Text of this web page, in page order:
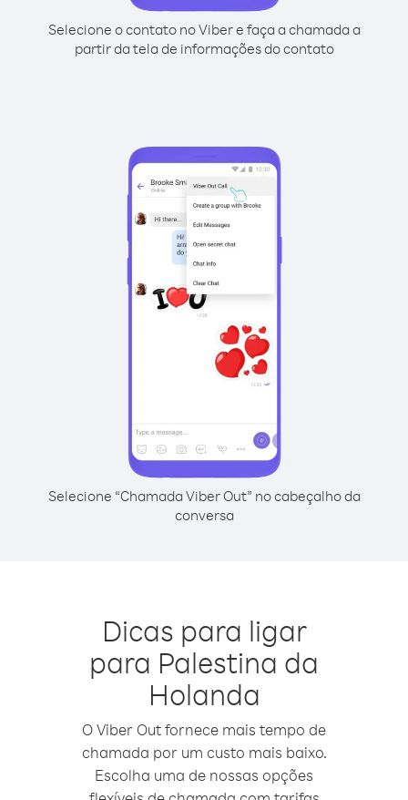
Selecione o contato no Viber e faça a chamada a
partir da tela de informações do contato
Selecione “Chamada Viber Out” no cabeçalho da
conversa
Dicas para ligar
para Palestina da
Holanda
O Viber Out fornece mais tempo de
chamada por um custo mais baixo.
Escolha uma de nossas opções